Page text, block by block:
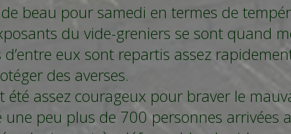
beau pour samedi en termes de
du vide-greniers se sont quand
eux sont repartis assez
des averses.
été assez courageux pour braver le
peu plus de 700 personnes arrivées